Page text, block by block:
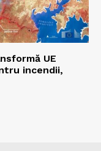
UE
incendii,